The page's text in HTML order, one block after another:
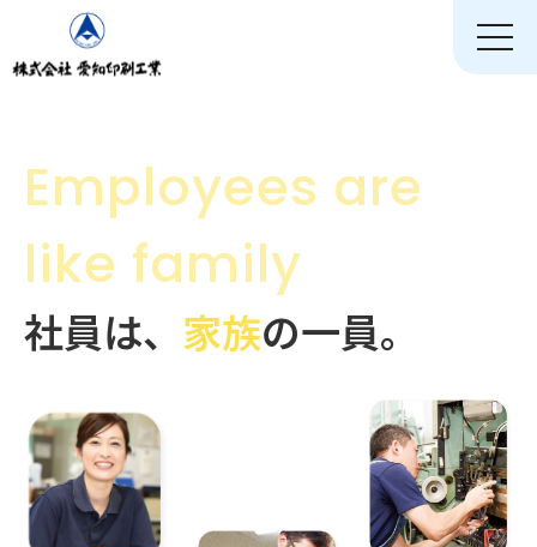
toggle
Employees are
like family
社員は、 家族の一員。